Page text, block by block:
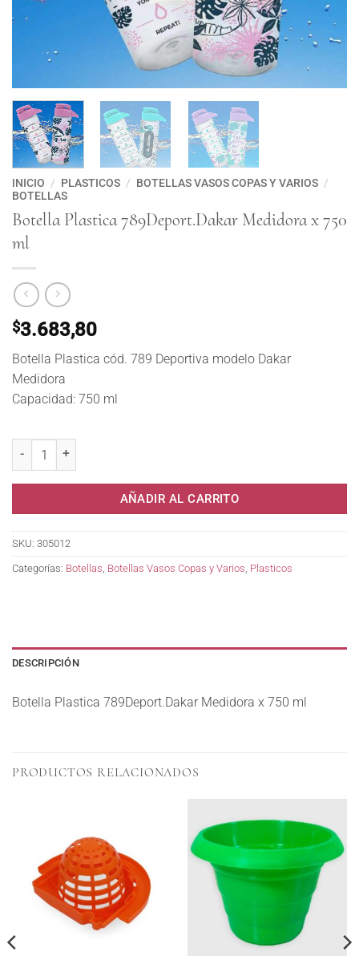
INICIO / PLASTICOS / BOTELLAS VASOS COPAS Y VARIOS /
BOTELLAS
Botella Plastica 789Deport.Dakar Medidora x 750
ml
$3.683,80
Botella Plastica cód. 789 Deportiva modelo Dakar
Medidora
Capacidad: 750 ml
AÑADIR AL CARRITO
SKU: 305012
Categorías: Botellas Botellas Vasos Copas y Varios Plasticos
DESCRIPCIÓN
Botella Plastica 789Deport.Dakar Medidora x 750 ml
PRODUCTOS RELACIONADOS